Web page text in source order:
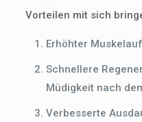
Vorteilen mit sich
Erhöhter
Schnellere
Müdigkeit nach
Verbesserte